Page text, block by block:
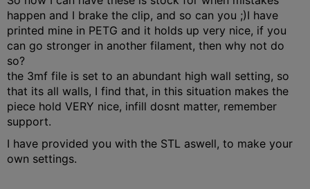
happen and I brake the clip, and so can you ;)I have
printed mine in PETG and it holds up very nice, if you
can go stronger in another filament, then why not do
so?
the 3mf file is set to an abundant high wall setting, so
that its all walls, I find that, in this situation makes the
piece hold VERY nice, infill dosnt matter, remember
support.
I have provided you with the STL aswell, to make your
own settings.